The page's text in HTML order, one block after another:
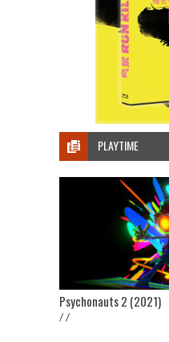
PLAYTIME
Psychonauts 2 (2021)
/ /